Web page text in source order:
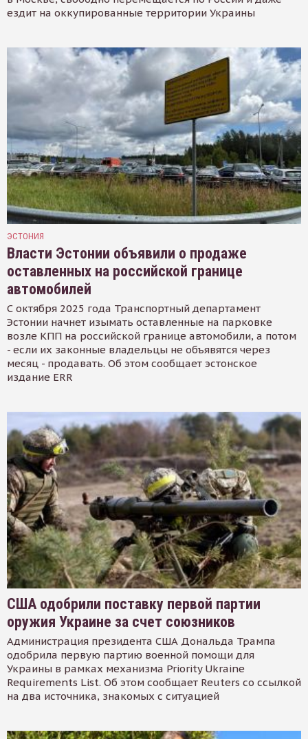
ездит на оккупированные территории Украины
ЭСТОНИЯ
Власти Эстонии объявили о продаже
оставленных на российской границе
автомобилей
С октября 2025 года Транспортный департамент
Эстонии начнет изымать оставленные на парковке
возле КПП на российской границе автомобили, а потом
- если их законные владельцы не объявятся через
месяц - продавать. Об этом сообщает эстонское
издание ERR
США одобрили поставку первой партии
оружия Украине за счет союзников
Администрация президента США Дональда Трампа
одобрила первую партию военной помощи для
Украины в рамках механизма Priority Ukraine
Requirements List. Об этом сообщает Reuters со ссылкой
на два источника, знакомых с ситуацией